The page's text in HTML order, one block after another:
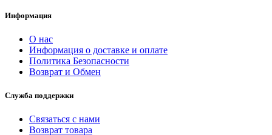
Информация
О нас
Информация о доставке и оплате
Политика Безопасности
Возврат и Обмен
Служба поддержки
Связаться с нами
Возврат товара